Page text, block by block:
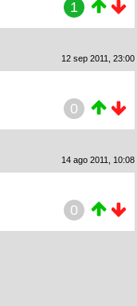
1
12 sep 2011, 23:00
0
14 ago 2011, 10:08
0